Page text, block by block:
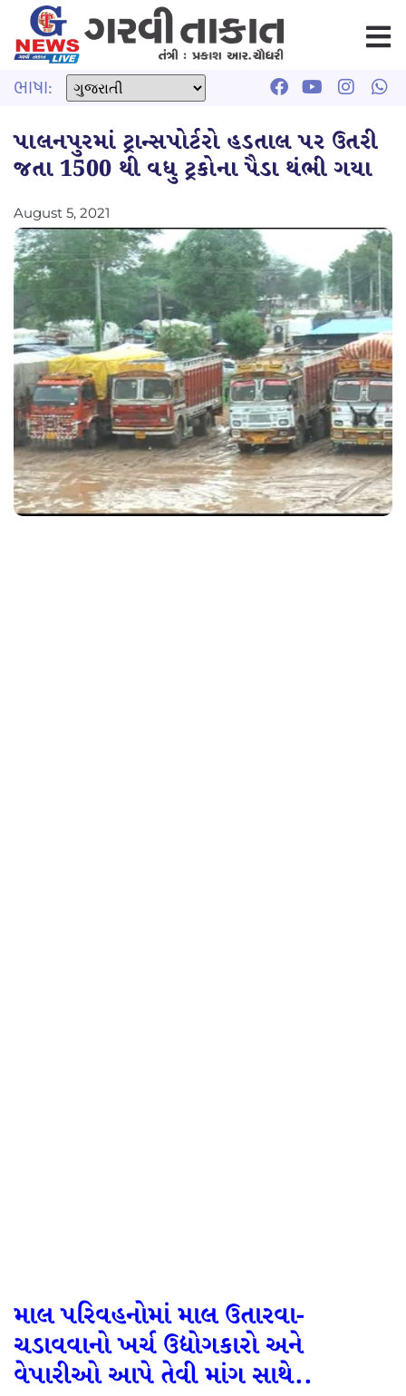
ભાષા:
પાલનપુરમાં ટ્રાન્સપોર્ટરો હડતાલ પર ઉતરી
જતા 1500 થી વધુ ટ્રકોના પૈડા થંભી ગયા
August 5, 2021
માલ પરિવહનોમાં માલ ઉતારવા-
ચડાવવાનો ખર્ચ ઉદ્યોગકારો અને
વેપારીઓ આપે તેવી માંગ સાથે..